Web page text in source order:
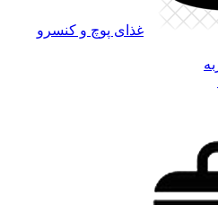
غذای پوچ و کنسرو